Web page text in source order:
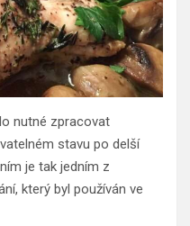
nutné zpracovat
stavu po delší
je tak jedním z
který byl používán ve